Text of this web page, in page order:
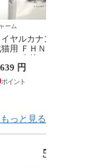
ーム
イヤルカナン 猫 避妊
猫用 ＦＨＮ ステアラ
で ジップ付 お一人
関東当日便
円
っと見る
5